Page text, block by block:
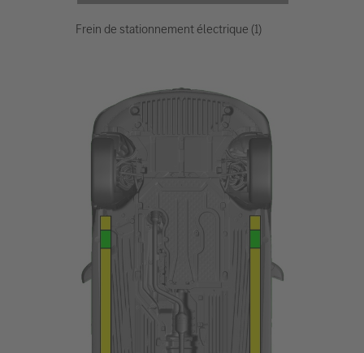
Frein de stationnement électrique (1)